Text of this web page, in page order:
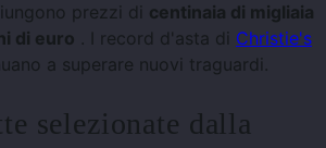
prezzi di centinaia di migliaia
di euro . I record d'asta di Christie's
a superare nuovi traguardi.
selezionate dalla